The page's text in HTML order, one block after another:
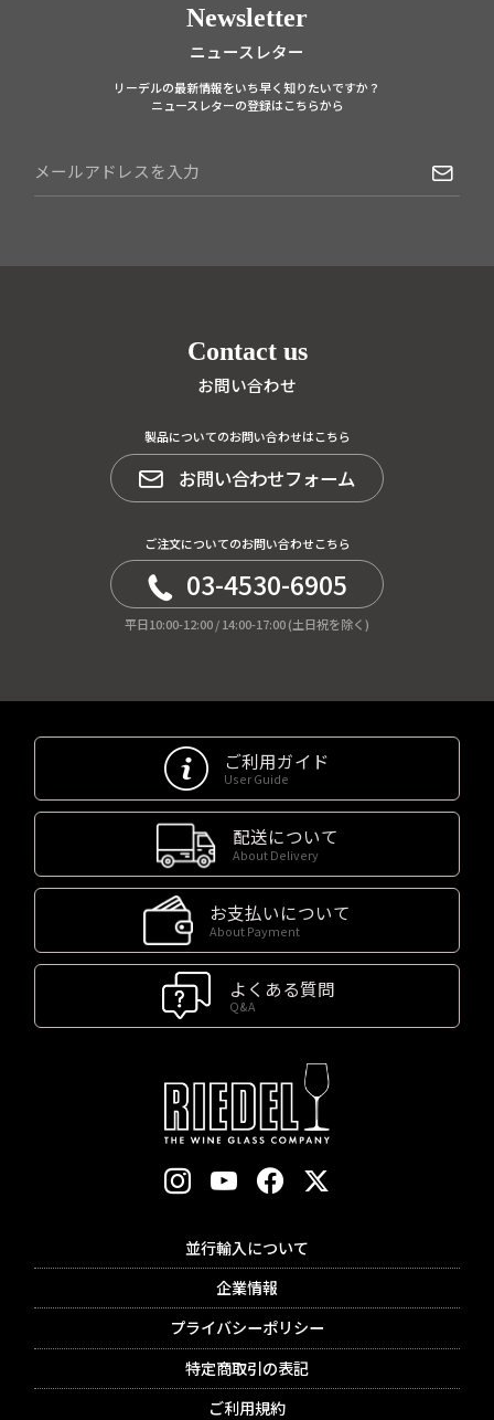
Newsletter
ニュースレター
リーデルの最新情報をいち早く知りたいですか？
ニュースレターの登録はこちらから
Contact us
お問い合わせ
製品についてのお問い合わせはこちら
お問い合わせフォーム
ご注文についてのお問い合わせこちら
03-4530-6905
平日10:00-12:00 / 14:00-17:00 (土日祝を除く)
ご利用ガイド
User Guide
配送について
About Delivery
お支払いについて
About Payment
よくある質問
Q&A
並行輸入について
企業情報
プライバシーポリシー
特定商取引の表記
ご利用規約